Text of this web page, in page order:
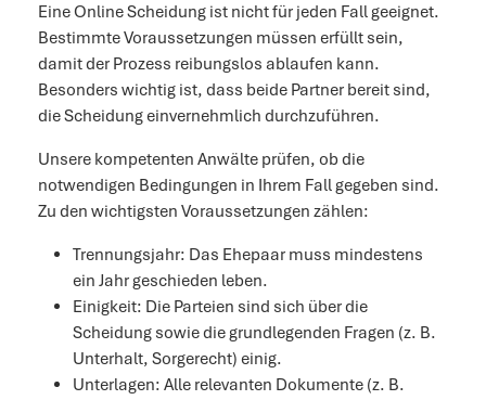
Eine Online Scheidung ist nicht für jeden Fall geeignet.
Bestimmte Voraussetzungen müssen erfüllt sein,
damit der Prozess reibungslos ablaufen kann.
Besonders wichtig ist, dass beide Partner bereit sind,
die Scheidung einvernehmlich durchzuführen.
Unsere kompetenten Anwälte prüfen, ob die
notwendigen Bedingungen in Ihrem Fall gegeben sind.
Zu den wichtigsten Voraussetzungen zählen:
Trennungsjahr: Das Ehepaar muss mindestens
ein Jahr geschieden leben.
Einigkeit: Die Parteien sind sich über die
Scheidung sowie die grundlegenden Fragen (z. B.
Unterhalt, Sorgerecht) einig.
Unterlagen: Alle relevanten Dokumente (z. B.